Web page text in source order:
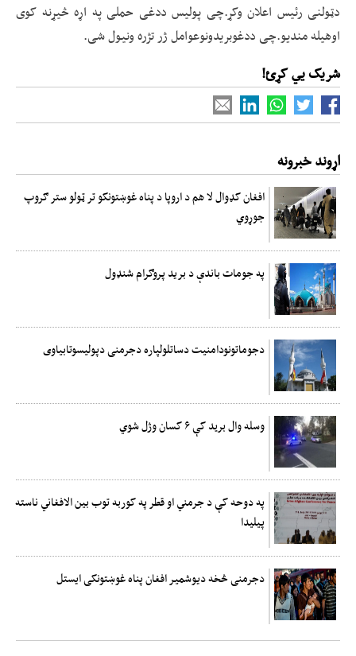
دټولنی رئیس اعلان وکړ.چی پولیس ددغی حملی په اړه څیړنه کوی
اوهیله مندیو.چی ددغوبریدونوعوامل ژر تژره ونیول شی.
شریک یي کړئ!
اړوند خبرونه
افغان کډوال لا هم د اروپا د پناه غوښتونکو تر ټولو ستر ګروپ
جوړوي
په جومات باندې د برید پروګرام شنډول
دجوماتونودامنیت دساتلولپاره دجرمنی دپولیسوتابیاوی
وسله وال بريد کې ۶ کسان وژل شوي
په دوحه کې د جرمني او قطر په کوربه توب بین الافغاني ناسته
پیلیدا
دجرمنی څخه دیوشمیر افغان پناه غوښتونکی ایستل